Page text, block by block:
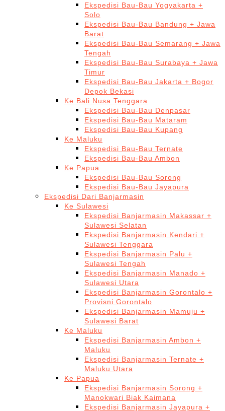
Ekspedisi Bau-Bau Yogyakarta +
Solo
Ekspedisi Bau-Bau Bandung + Jawa
Barat
Ekspedisi Bau-Bau Semarang + Jawa
Tengah
Ekspedisi Bau-Bau Surabaya + Jawa
Timur
Ekspedisi Bau-Bau Jakarta + Bogor
Depok Bekasi
Ke Bali Nusa Tenggara
Ekspedisi Bau-Bau Denpasar
Ekspedisi Bau-Bau Mataram
Ekspedisi Bau-Bau Kupang
Ke Maluku
Ekspedisi Bau-Bau Ternate
Ekspedisi Bau-Bau Ambon
Ke Papua
Ekspedisi Bau-Bau Sorong
Ekspedisi Bau-Bau Jayapura
Ekspedisi Dari Banjarmasin
Ke Sulawesi
Ekspedisi Banjarmasin Makassar +
Sulawesi Selatan
Ekspedisi Banjarmasin Kendari +
Sulawesi Tenggara
Ekspedisi Banjarmasin Palu +
Sulawesi Tengah
Ekspedisi Banjarmasin Manado +
Sulawesi Utara
Ekspedisi Banjarmasin Gorontalo +
Provisni Gorontalo
Ekspedisi Banjarmasin Mamuju +
Sulawesi Barat
Ke Maluku
Ekspedisi Banjarmasin Ambon +
Maluku
Ekspedisi Banjarmasin Ternate +
Maluku Utara
Ke Papua
Ekspedisi Banjarmasin Sorong +
Manokwari Biak Kaimana
Ekspedisi Banjarmasin Jayapura +